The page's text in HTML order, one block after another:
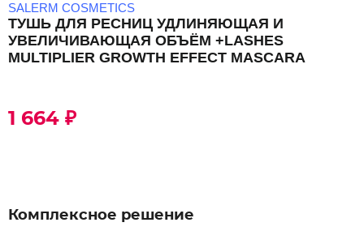
SALERM COSMETICS
ТУШЬ ДЛЯ РЕСНИЦ УДЛИНЯЮЩАЯ И
УВЕЛИЧИВАЮЩАЯ ОБЪЁМ +LASHES
MULTIPLIER GROWTH EFFECT MASCARA
1 664 ₽
Комплексное решение